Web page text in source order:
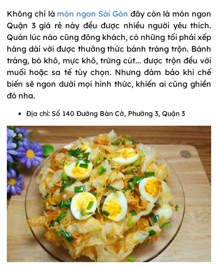
Không chỉ là món ngon Sài Gòn đây còn là món ngon
Quận 3 giá rẻ này đều được nhiều người yêu thích.
Quán lúc nào cũng đông khách, có những tối phải xếp
hàng dài với được thưởng thức bánh tráng trộn. Bánh
tráng, bò khô, mực khô, trứng cút... được trộn đều với
muối hoặc sa tế tùy chọn. Nhưng đảm bảo khi chế
biến sẽ ngon dưới mọi hình thức, khiến ai cũng ghiền
đó nha.
Địa chỉ: Số 140 Đường Bàn Cờ, Phường 3, Quận 3